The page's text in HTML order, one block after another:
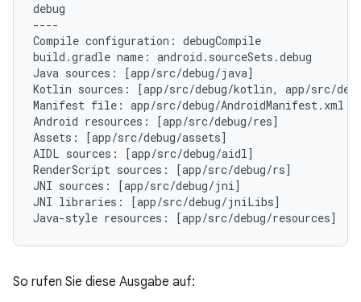
debug
----
Compile configuration: debugCompile
build.gradle name: android.sourceSets.debug
Java sources: [app/src/debug/java]
Kotlin sources: [app/src/debug/kotlin, app/src/
Manifest file: app/src/debug/AndroidManifest.xml
Android resources: [app/src/debug/res]
Assets: [app/src/debug/assets]
AIDL sources: [app/src/debug/aidl]
RenderScript sources: [app/src/debug/rs]
JNI sources: [app/src/debug/jni]
JNI libraries: [app/src/debug/jniLibs]
So rufen Sie diese Ausgabe auf: